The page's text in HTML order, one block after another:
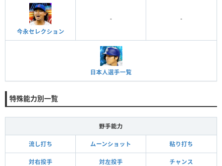
今永セレクション
- -
日本人選手一覧
特殊能力別一覧
野手能力
流し打ち ムーンショット 粘り打ち
対右投手 対左投手 チャンス